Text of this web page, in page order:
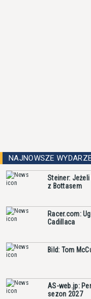
NAJNOWSZE
Steiner:
z Bottasem
Racer.com:
Cadillaca
Bild: Tom
AS-web.jp:
sezon 2027